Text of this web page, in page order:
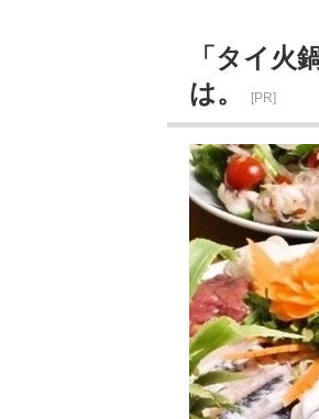
「タイ火
は。
[PR]